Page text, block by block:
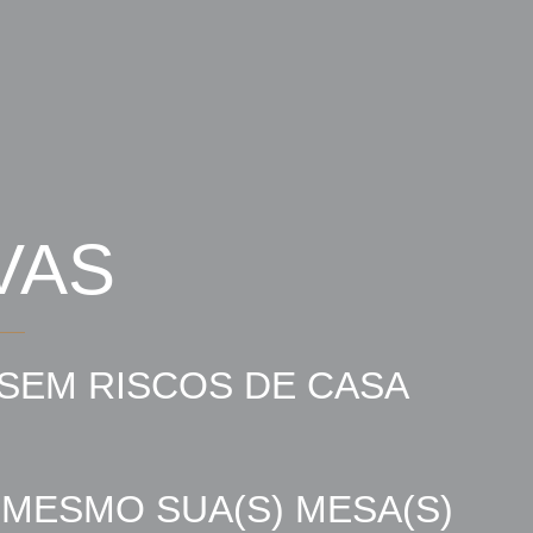
RISCOS DE CASA
SUA(S) MESA(S)